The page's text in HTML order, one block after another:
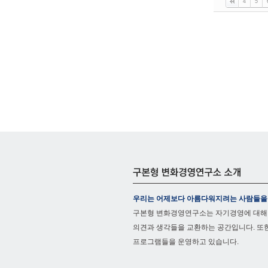
4 5
우리는 어제보다 아름다워지려는 사람들
구본형 변화경영연구소는 자기경영에 대
의견과 생각들을 교환하는 공간입니다. 또
프로그램들을 운영하고 있습니다.